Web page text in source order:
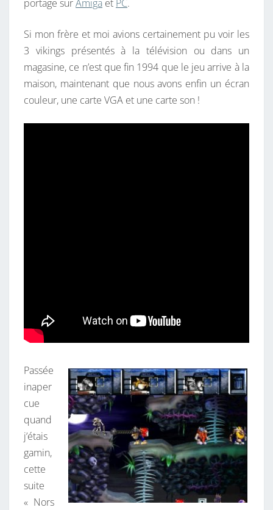
portage surAmiga et PC.
Si mon frère et moi avions certainement pu voir les
3 vikings présentés à la télévision ou dans un
magasine, ce n’est que fin 1994 que le jeu arrive à la
maison, maintenant que nous avons enfin un écran
couleur, une carte VGA et une carte son !
Passée
inaper
cue
quand
j’étais
gamin,
cette
suite
« Nors